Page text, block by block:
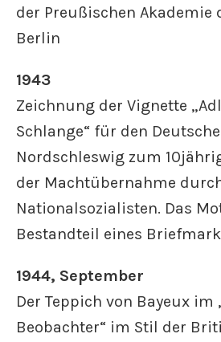
der Preußischen Akademie
Berlin
1943
Zeichnung der Vignette
Schlange“ für den
Nordschleswig zum
der Machtübernahme
Nationalsozialisten. Das
Bestandteil eines
1944, September
Der Teppich von Bayeux
Beobachter“ im Stil der